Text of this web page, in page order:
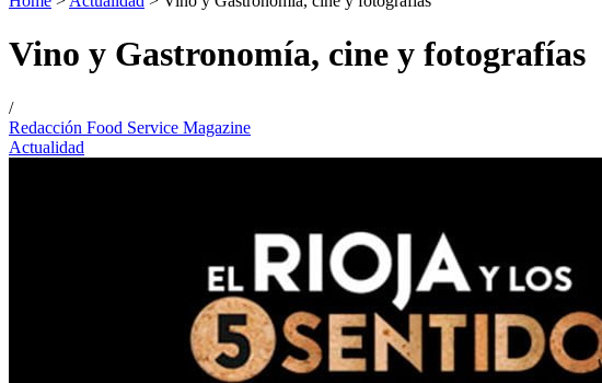
Vino y Gastronomía, cine y fotografías
/
Redacción Food Service Magazine
Actualidad